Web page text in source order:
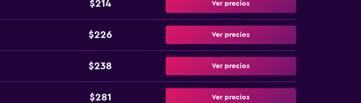
$214 Ver precios
$226 Ver precios
$238 Ver precios
$281 Ver precios